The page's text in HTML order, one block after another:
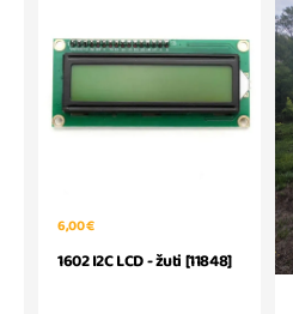
6,00 €
1602 I2C LCD - žuti [11848]